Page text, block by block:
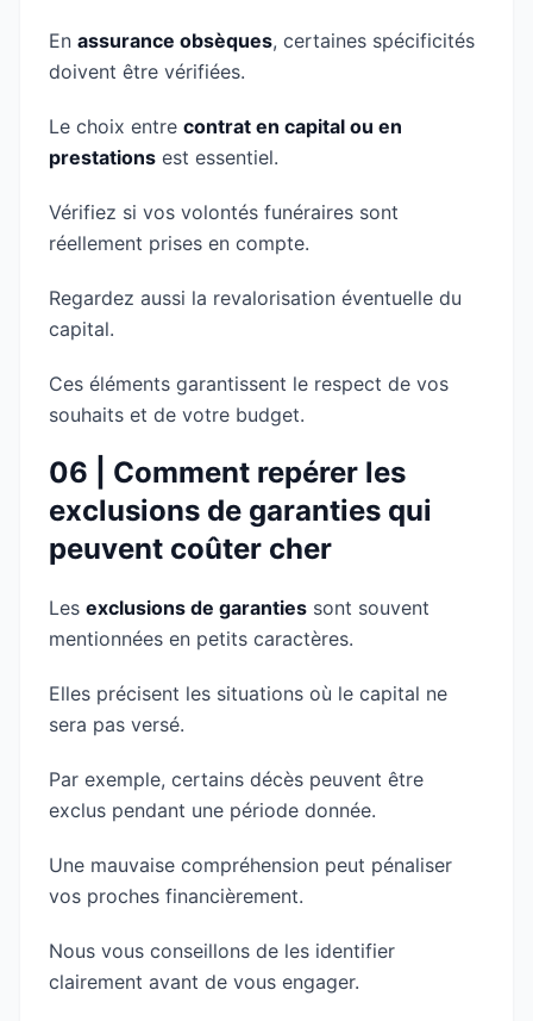
En assurance obsèques, certaines spécificités
doivent être vérifiées.
Le choix entre contrat en capital ou en
prestations est essentiel.
Vérifiez si vos volontés funéraires sont
réellement prises en compte.
Regardez aussi la revalorisation éventuelle du
capital.
Ces éléments garantissent le respect de vos
souhaits et de votre budget.
06 | Comment repérer les
exclusions de garanties qui
peuvent coûter cher
Les exclusions de garanties sont souvent
mentionnées en petits caractères.
Elles précisent les situations où le capital ne
sera pas versé.
Par exemple, certains décès peuvent être
exclus pendant une période donnée.
Une mauvaise compréhension peut pénaliser
vos proches financièrement.
Nous vous conseillons de les identifier
clairement avant de vous engager.